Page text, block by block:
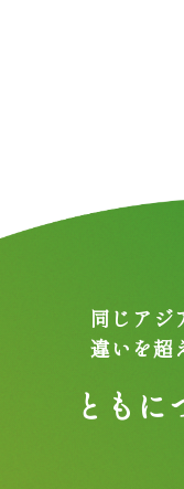
同じアジ
違いを超
ともに